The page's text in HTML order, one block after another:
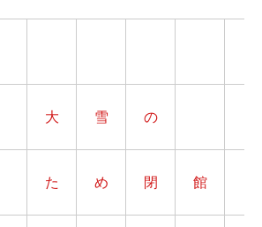
大 雪 の
た め 閉 館